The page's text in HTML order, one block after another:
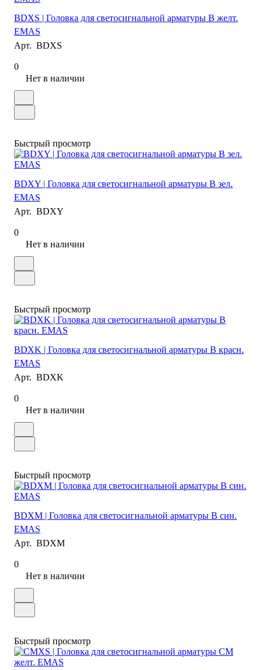
BDXS | Головка для светосигнальной арматуры B желт.
EMAS
Арт. BDXS
0
Нет в наличии
Быстрый просмотр
BDXY | Головка для светосигнальной арматуры B зел.
EMAS
Арт. BDXY
0
Нет в наличии
Быстрый просмотр
BDXK | Головка для светосигнальной арматуры B красн.
EMAS
Арт. BDXK
0
Нет в наличии
Быстрый просмотр
BDXM | Головка для светосигнальной арматуры B син.
EMAS
Арт. BDXM
0
Нет в наличии
Быстрый просмотр